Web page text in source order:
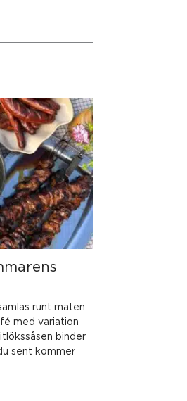
runt maten.
med variation
binder
sent kommer